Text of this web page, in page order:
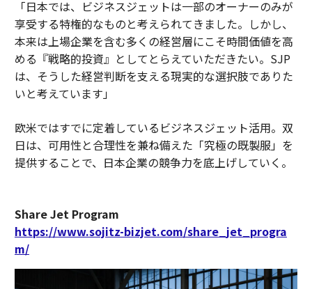
「日本では、ビジネスジェットは一部のオーナーのみが
享受する特権的なものと考えられてきました。しかし、
本来は上場企業を含む多くの経営層にこそ時間価値を高
める『戦略的投資』としてとらえていただきたい。SJP
は、そうした経営判断を支える現実的な選択肢でありた
いと考えています」
欧米ではすでに定着しているビジネスジェット活用。双
日は、可用性と合理性を兼ね備えた「究極の既製服」を
提供することで、日本企業の競争力を底上げしていく。
Share Jet Program
https://www.sojitz-bizjet.com/share_jet_progra
m/